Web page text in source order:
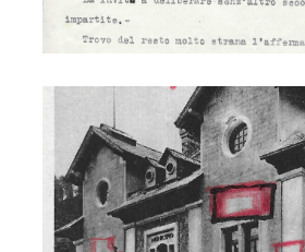
Municipio - targa assedio economico